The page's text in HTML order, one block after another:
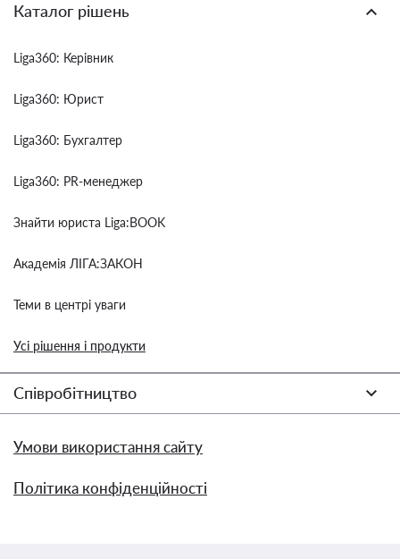
Каталог рішень
Liga360: Керівник
Liga360: Юрист
Liga360: Бухгалтер
Liga360: PR-менеджер
Знайти юриста Liga:BOOK
Академія ЛІГА:ЗАКОН
Теми в центрі уваги
Усі рішення і продукти
Співробітництво
Умови використання сайту
Політика конфіденційності